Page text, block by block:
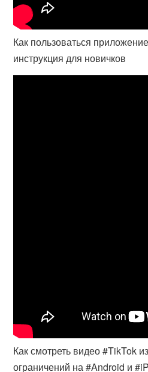
Как пользоваться
инструкция для новичков
Как смотреть видео #TikTok
ограничений на #Android и